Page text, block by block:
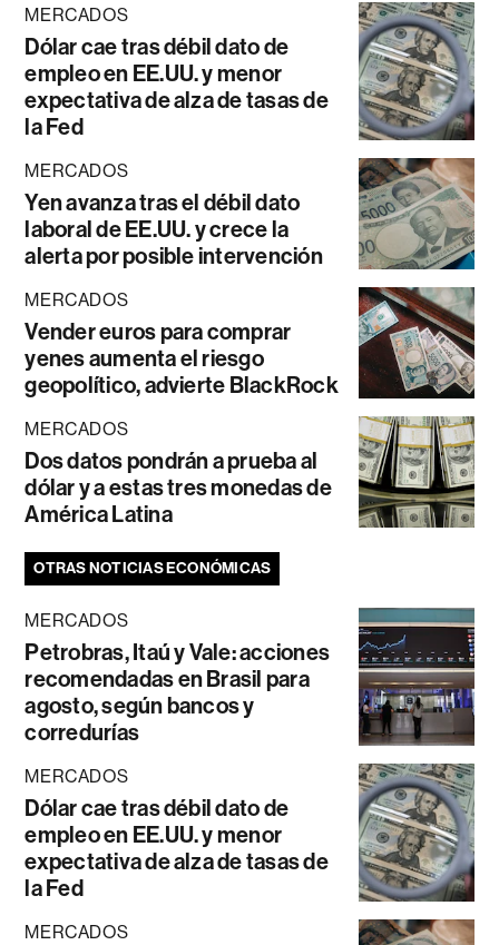
MERCADOS
Dólar cae tras débil dato de
empleo en EE.UU. y menor
expectativa de alza de tasas de
la Fed
MERCADOS
Yen avanza tras el débil dato
laboral de EE.UU. y crece la
alerta por posible intervención
MERCADOS
Vender euros para comprar
yenes aumenta el riesgo
geopolítico, advierte BlackRock
MERCADOS
Dos datos pondrán a prueba al
dólar y a estas tres monedas de
América Latina
OTRAS NOTICIAS ECONÓMICAS
MERCADOS
Petrobras, Itaú y Vale: acciones
recomendadas en Brasil para
agosto, según bancos y
corredurías
MERCADOS
Dólar cae tras débil dato de
empleo en EE.UU. y menor
expectativa de alza de tasas de
la Fed
MERCADOS